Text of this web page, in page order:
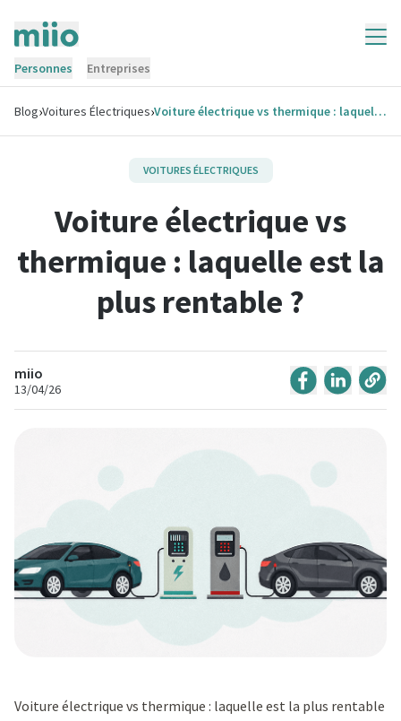
Personnes Entreprises
Blog›Voitures Électriques› Voiture électrique vs thermique : laquelle est la plus rentable ?
VOITURES ÉLECTRIQUES
Voiture électrique vs
thermique : laquelle est la
plus rentable ?
miio
13/04/26
Voiture électrique vs thermique : laquelle est la plus rentable